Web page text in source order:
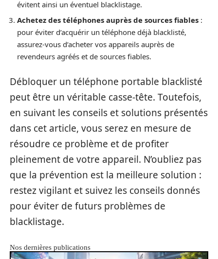
évitent ainsi un éventuel blacklistage.
Achetez des téléphones auprès de sources fiables :
pour éviter d’acquérir un téléphone déjà blacklisté,
assurez-vous d’acheter vos appareils auprès de
revendeurs agréés et de sources fiables.
Débloquer un téléphone portable blacklisté
peut être un véritable casse-tête. Toutefois,
en suivant les conseils et solutions présentés
dans cet article, vous serez en mesure de
résoudre ce problème et de profiter
pleinement de votre appareil. N’oubliez pas
que la prévention est la meilleure solution :
restez vigilant et suivez les conseils donnés
pour éviter de futurs problèmes de
blacklistage.
Nos dernières publications